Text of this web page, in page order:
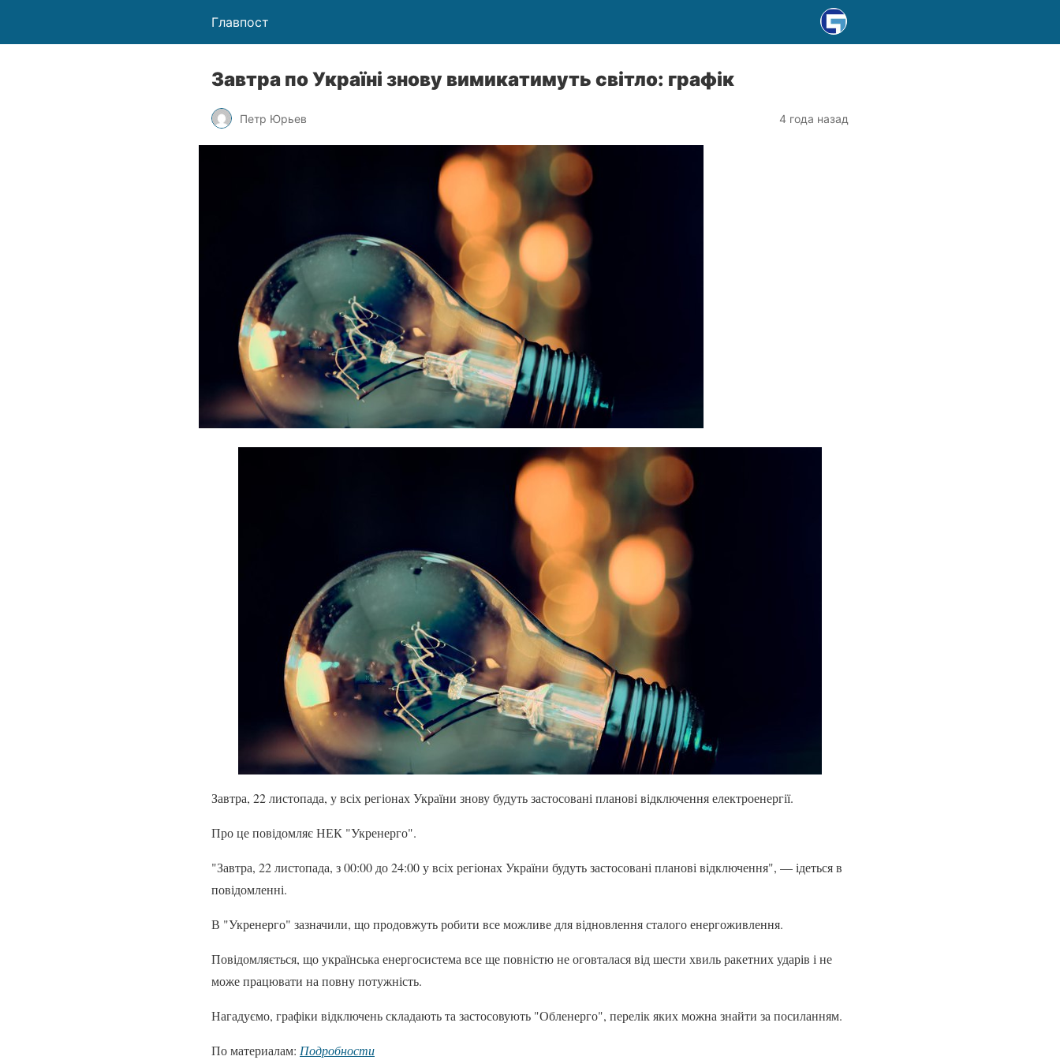
Главпост
Завтра по Україні знову вимикатимуть світло: графік
Петр Юрьев 4 года назад
Завтра, 22 листопада, у всіх регіонах України знову будуть застосовані планові відключення електроенергії.
Про це повідомляє НЕК "Укренерго".
"Завтра, 22 листопада, з 00:00 до 24:00 у всіх регіонах України будуть застосовані планові відключення", — ідеться в
повідомленні.
В "Укренерго" зазначили, що продовжуть робити все можливе для відновлення сталого енергоживлення.
Повідомляється, що українська енергосистема все ще повністю не оговталася від шести хвиль ракетних ударів і не
може працювати на повну потужність.
Нагадуємо, графіки відключень складають та застосовують "Обленерго", перелік яких можна знайти за посиланням.
По материалам: Подробности